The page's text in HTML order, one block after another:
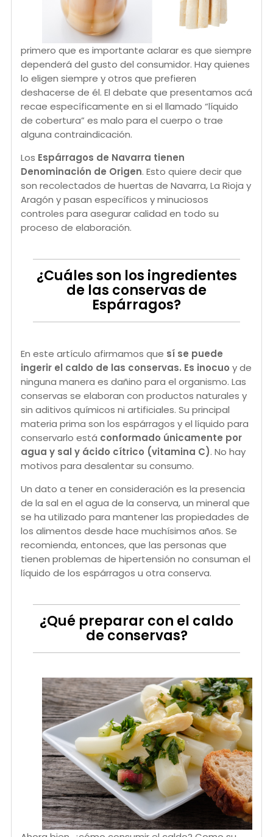
primero que es importante aclarar es que siempre
dependerá del gusto del consumidor. Hay quienes
lo eligen siempre y otros que prefieren
deshacerse de él. El debate que presentamos acá
recae específicamente en si el llamado “líquido
de cobertura” es malo para el cuerpo o trae
alguna contraindicación.
Los Espárragos de Navarra tienen
Denominación de Origen. Esto quiere decir que
son recolectados de huertas de Navarra, La Rioja y
Aragón y pasan específicos y minuciosos
controles para asegurar calidad en todo su
proceso de elaboración.
¿Cuáles son los ingredientes
de las conservas de
Espárragos?
En este artículo afirmamos que sí se puede
ingerir el caldo de las conservas. Es inocuo y de
ninguna manera es dañino para el organismo. Las
conservas se elaboran con productos naturales y
sin aditivos químicos ni artificiales. Su principal
materia prima son los espárragos y el líquido para
conservarlo está conformado únicamente por
agua y sal y ácido cítrico (vitamina C). No hay
motivos para desalentar su consumo.
Un dato a tener en consideración es la presencia
de la sal en el agua de la conserva, un mineral que
se ha utilizado para mantener las propiedades de
los alimentos desde hace muchísimos años. Se
recomienda, entonces, que las personas que
tienen problemas de hipertensión no consuman el
líquido de los espárragos u otra conserva.
¿Qué preparar con el caldo
de conservas?